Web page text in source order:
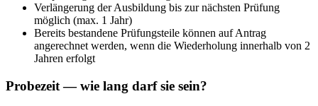
Verlängerung der Ausbildung bis zur nächsten Prüfung
möglich (max. 1 Jahr)
Bereits bestandene Prüfungsteile können auf Antrag
angerechnet werden, wenn die Wiederholung innerhalb von 2
Jahren erfolgt
Probezeit — wie lang darf sie sein?